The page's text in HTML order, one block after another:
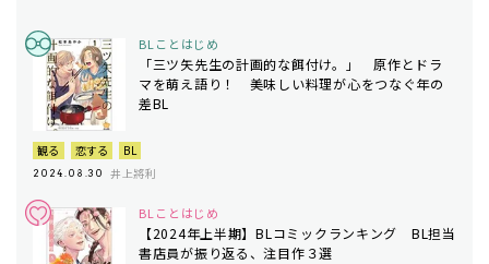
BLことはじめ
「三ツ矢先生の計画的な餌付け。」 原作とドラ
マを萌え語り！ 美味しい料理が心をつなぐ年の
差BL
観る 恋する BL
2024.08.30 井上將利
BLことはじめ
【2024年上半期】BLコミックランキング BL担当
書店員が振り返る、注目作３選